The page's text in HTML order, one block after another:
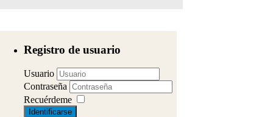
Registro de usuario
Usuario
Contraseña
Recuérdeme
Identificarse